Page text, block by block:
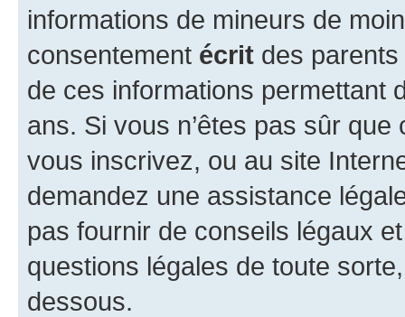
informations de mineurs de
consentement écrit des parents
de ces informations permettant
ans. Si vous n’êtes pas sûr
vous inscrivez, ou au site
demandez une assistance
pas fournir de conseils légaux
questions légales de toute
dessous.